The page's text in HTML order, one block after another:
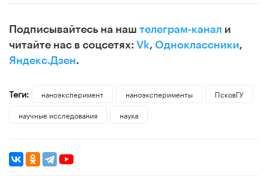
Подписывайтесь на наш телеграм-канал и
читайте нас в соцсетях: Vk, Одноклассники,
Яндекс.Дзен.
Теги: наноэксперимент наноэксперименты
ПсковГУ
научные исследования
наука